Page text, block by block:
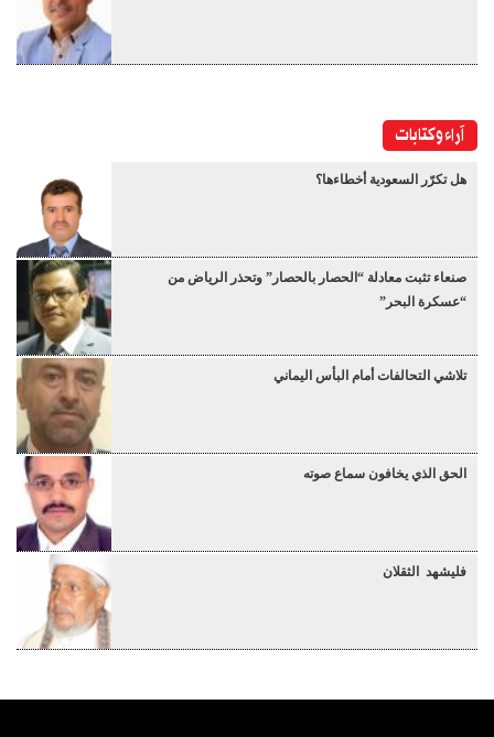
آراء وكتابات
هل تكرّر السعودية أخطاءها؟
صنعاء تثبت معادلة “الحصار بالحصار” وتحذر الرياض من
“عسكرة البحر”
تلاشي التحالفات أمام البأس اليماني
الحق الذي يخافون سماع صوته
فليشهد الثقلان